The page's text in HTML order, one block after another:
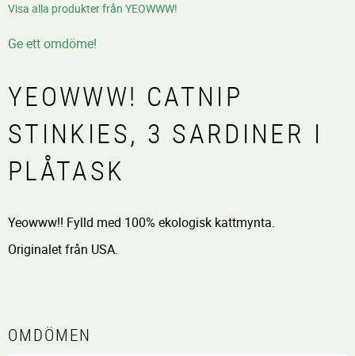
Visa alla produkter från YEOWWW!
Ge ett omdöme!
YEOWWW! CATNIP
STINKIES, 3 SARDINER I
PLÅTASK
Yeowww!! Fylld med 100% ekologisk kattmynta.
Originalet från USA.
OMDÖMEN